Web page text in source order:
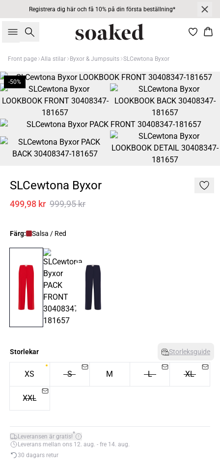
Registrera dig här och få 10% på din första beställning*
Sök
Front page Alla stilar Byxor & Jumpsuits SLCewtona Byxor
-50%
SLCewtona Byxor
499,98 kr 999,95 kr
Färg: Salsa / Red
Storlekar Storleksguide
XS S M L XL
XXL
Leveransen är gratis!*
Leverans mellan ons 12. aug. - fre 14. aug.
30 dagars retur